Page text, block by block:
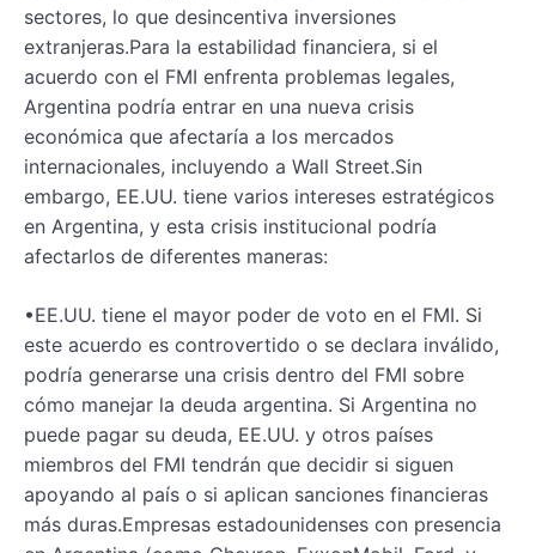
sectores, lo que desincentiva inversiones
extranjeras.Para la estabilidad financiera, si el
acuerdo con el FMI enfrenta problemas legales,
Argentina podría entrar en una nueva crisis
económica que afectaría a los mercados
internacionales, incluyendo a Wall Street.Sin
embargo, EE.UU. tiene varios intereses estratégicos
en Argentina, y esta crisis institucional podría
afectarlos de diferentes maneras:
•EE.UU. tiene el mayor poder de voto en el FMI. Si
este acuerdo es controvertido o se declara inválido,
podría generarse una crisis dentro del FMI sobre
cómo manejar la deuda argentina. Si Argentina no
puede pagar su deuda, EE.UU. y otros países
miembros del FMI tendrán que decidir si siguen
apoyando al país o si aplican sanciones financieras
más duras.Empresas estadounidenses con presencia